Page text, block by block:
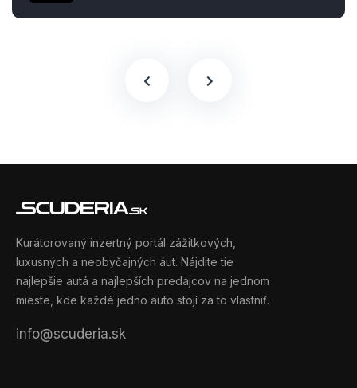
Kurátorovaný inzertný portál zážitkových,
luxusných a neobyčajných áut. Nájdite tie
najlepšie autá a najlepších predajcov na jednom
mieste, kde každé jedno auto stojí za to vlastniť.
info@scuderia.sk